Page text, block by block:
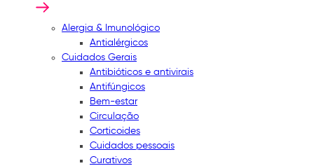
Alergia & Imunológico
Antialérgicos
Cuidados Gerais
Antibióticos e antivirais
Antifúngicos
Bem-estar
Circulação
Corticoides
Cuidados pessoais
Curativos